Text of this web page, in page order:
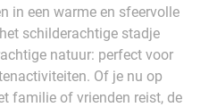
in een warme en sfeervolle
schilderachtige stadje
natuur: perfect voor
Of je nu op
familie of vrienden reist, de